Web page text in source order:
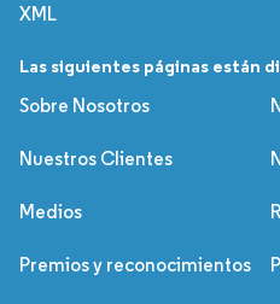
XML
Las siguientes páginas están
Sobre Nosotros
Nuestros Clientes
Medios
Premios y reconocimientos